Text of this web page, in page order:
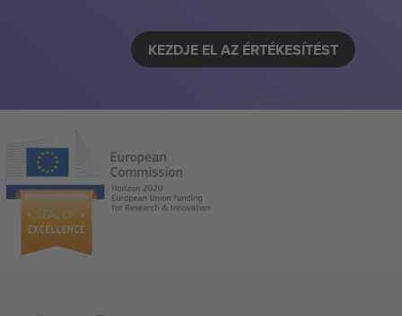
KEZDJE EL AZ ÉRTÉKESÍTÉST